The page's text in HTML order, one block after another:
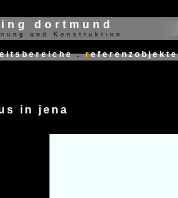
dortmund
und Konstruktion
. referenzobjekte
in jena